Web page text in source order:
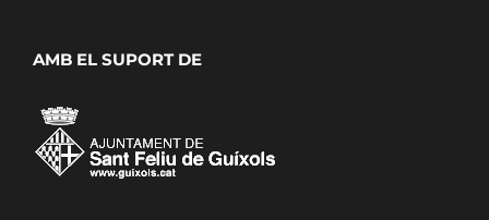
AMB EL SUPORT DE